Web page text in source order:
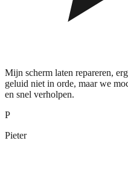
Mijn scherm laten repareren,
geluid niet in orde, maar we
en snel verholpen.
P
Pieter